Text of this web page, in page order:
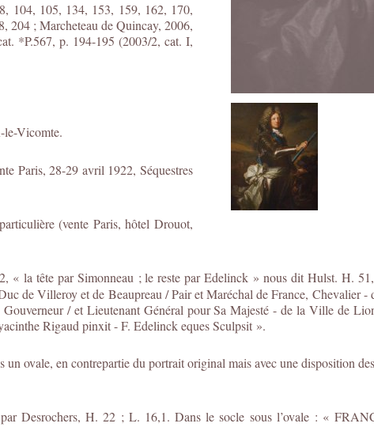
104, 105, 134, 153, 159, 162, 170,
204 ; Marcheteau de Quincay, 2006,
*P.567, p. 194-195 (2003/2, cat. I,
le-Vicomte.
Paris, 28-29 avril 1922, Séquestres
(vente Paris, hôtel Drouot,
« la tête par Simonneau ; le reste par Edelinck » nous dit Hulst. H.
de Villeroy et de Beaupreau / Pair et Maréchal de France, Chevalier -
/ et Lieutenant Général pour Sa Majesté - de la Ville de
Rigaud pinxit - F. Edelinck eques Sculpsit ».
un ovale, en contrepartie du portrait original mais avec une disposition
par Desrochers, H. 22 ; L. 16,1. Dans le socle sous l’ovale : «